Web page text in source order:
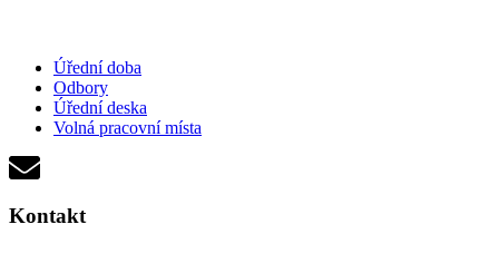
Úřední doba
Odbory
Úřední deska
Volná pracovní místa
Kontakt